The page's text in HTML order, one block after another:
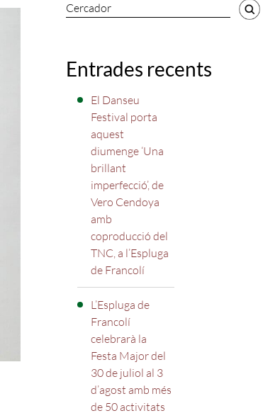
Cercador
Entrades recents
El Danseu
Festival porta
aquest
diumenge ‘Una
brillant
imperfecció’, de
Vero Cendoya
amb
coproducció del
TNC, a l’Espluga
de Francolí
L’Espluga de
Francolí
celebrarà la
Festa Major del
30 de juliol al 3
d’agost amb més
de 50 activitats